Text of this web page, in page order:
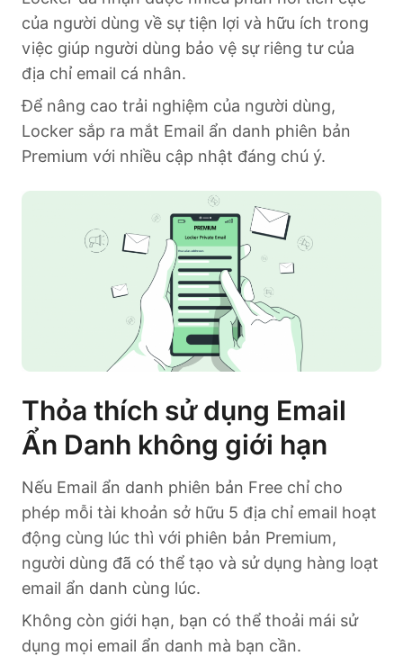
của người dùng về sự tiện lợi và hữu ích trong
việc giúp người dùng bảo vệ sự riêng tư của
địa chỉ email cá nhân.
Để nâng cao trải nghiệm của người dùng,
Locker sắp ra mắt Email ẩn danh phiên bản
Premium với nhiều cập nhật đáng chú ý.
Thỏa thích sử dụng Email
Ẩn Danh không giới hạn
Nếu Email ẩn danh phiên bản Free chỉ cho
phép mỗi tài khoản sở hữu 5 địa chỉ email hoạt
động cùng lúc thì với phiên bản Premium,
người dùng đã có thể tạo và sử dụng hàng loạt
email ẩn danh cùng lúc.
Không còn giới hạn, bạn có thể thoải mái sử
dụng mọi email ẩn danh mà bạn cần.